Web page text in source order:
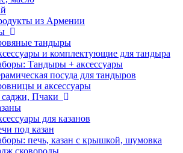
из Армении
тандыры
и комплектующие для тандыра
Тандыры + аксессуары
посуда для тандыров
и аксессуары
Пчаки
для казанов
под казан
печь, казан с крышкой, шумовка
сковороды